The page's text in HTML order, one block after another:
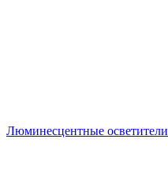
Люминесцентные осветители